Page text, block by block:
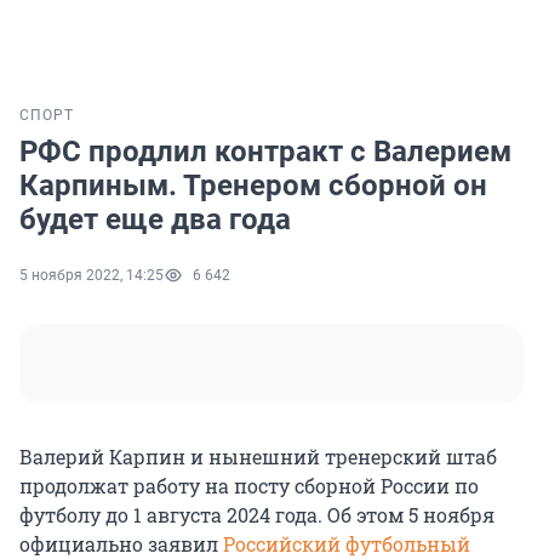
СПОРТ
РФС продлил контракт с Валерием
Карпиным. Тренером сборной он
будет еще два года
5 ноября 2022, 14:25 6 642
Валерий Карпин и нынешний тренерский штаб
продолжат работу на посту сборной России по
футболу до 1 августа 2024 года. Об этом 5 ноября
официально заявилРоссийский футбольный